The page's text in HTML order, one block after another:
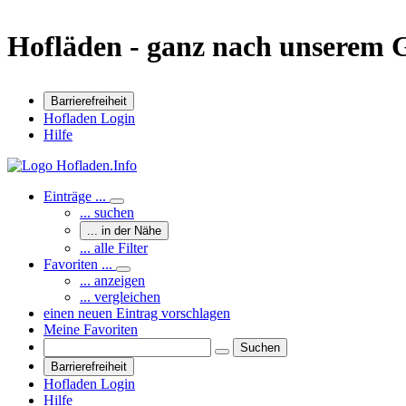
Hofläden - ganz nach unserem
Barrierefreiheit
Hofladen Login
Hilfe
Einträge ...
... suchen
... in der Nähe
... alle Filter
Favoriten ...
... anzeigen
... vergleichen
einen neuen Eintrag vorschlagen
Meine Favoriten
Suchen
Barrierefreiheit
Hofladen Login
Hilfe